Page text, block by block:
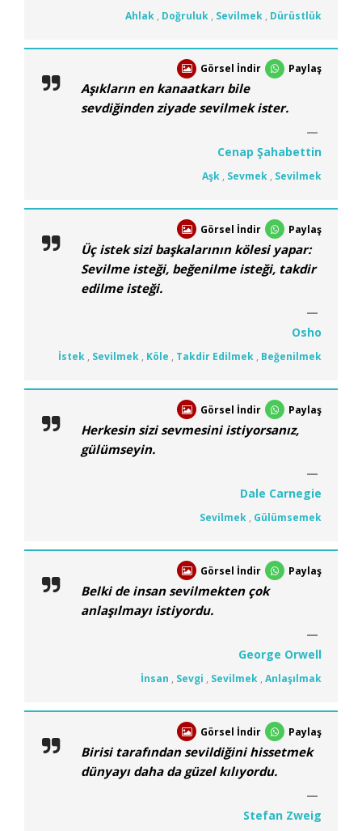
Ahlak , Doğruluk , Sevilmek , Dürüstlük
Görsel İndir Paylaş
Aşıkların en kanaatkarı bile
sevdiğinden ziyade sevilmek ister.
Cenap Şahabettin
Aşk , Sevmek , Sevilmek
Görsel İndir Paylaş
Üç istek sizi başkalarının kölesi yapar:
Sevilme isteği, beğenilme isteği, takdir
edilme isteği.
Osho
İstek , Sevilmek , Köle , Takdir Edilmek , Beğenilmek
Görsel İndir Paylaş
Herkesin sizi sevmesini istiyorsanız,
gülümseyin.
Dale Carnegie
Sevilmek , Gülümsemek
Görsel İndir Paylaş
Belki de insan sevilmekten çok
anlaşılmayı istiyordu.
George Orwell
İnsan , Sevgi , Sevilmek , Anlaşılmak
Görsel İndir Paylaş
Birisi tarafından sevildiğini hissetmek
dünyayı daha da güzel kılıyordu.
Stefan Zweig